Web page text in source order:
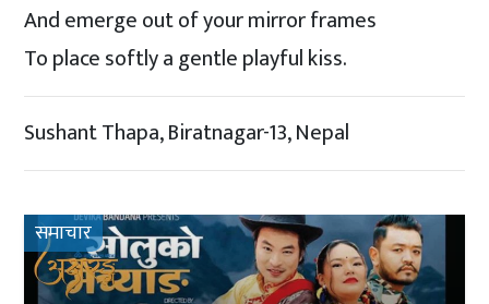
And emerge out of your mirror frames
To place softly a gentle playful kiss.
Sushant Thapa, Biratnagar-13, Nepal
समाचार